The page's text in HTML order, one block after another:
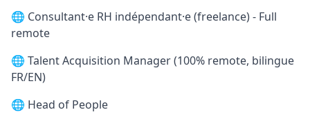
🌐 Consultant·e RH indépendant·e (freelance) - Full
remote
🌐 Talent Acquisition Manager (100% remote, bilingue
FR/EN)
🌐 Head of People